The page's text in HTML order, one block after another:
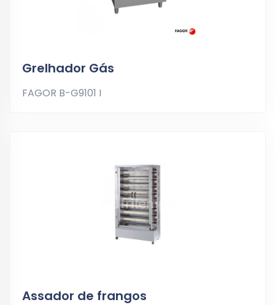
Grelhador Gás
FAGOR B-G9101 I
Assador de frangos